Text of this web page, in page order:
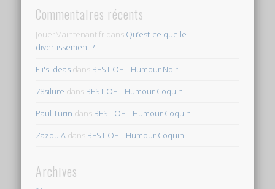
Commentaires récents
JouerMaintenant.fr dans Qu’est-ce que le
divertissement ?
Eli's Ideas dans BEST OF – Humour Noir
78silure dans BEST OF – Humour Coquin
Paul Turin dans BEST OF – Humour Coquin
Zazou A dans BEST OF – Humour Coquin
Archives